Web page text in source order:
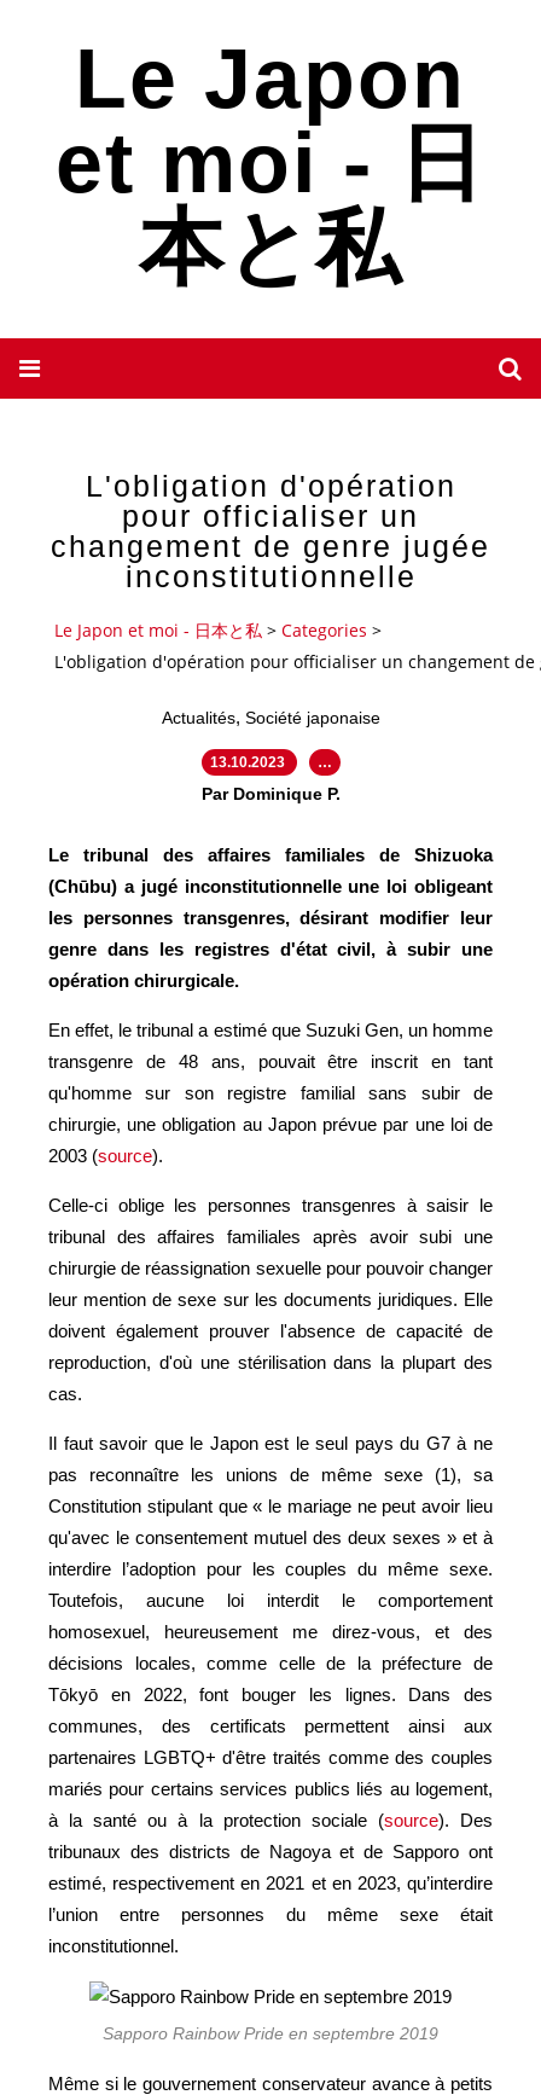
Le Japon
et moi - 日
本と私
L'obligation d'opération
pour officialiser un
changement de genre jugée
inconstitutionnelle
Le Japon et moi - 日本と私 > Categories >
L'obligation d'opération pour officialiser un changement
Actualités, Société japonaise
13.10.2023 …
Par Dominique P.
Le tribunal des affaires familiales de Shizuoka
(Chūbu) a jugé inconstitutionnelle une loi obligeant
les personnes transgenres, désirant modifier leur
genre dans les registres d'état civil, à subir une
opération chirurgicale.
En effet, le tribunal a estimé que Suzuki Gen, un homme
transgenre de 48 ans, pouvait être inscrit en tant
qu'homme sur son registre familial sans subir de
chirurgie, une obligation au Japon prévue par une loi de
2003 (source).
Celle-ci oblige les personnes transgenres à saisir le
tribunal des affaires familiales après avoir subi une
chirurgie de réassignation sexuelle pour pouvoir changer
leur mention de sexe sur les documents juridiques. Elle
doivent également prouver l'absence de capacité de
reproduction, d'où une stérilisation dans la plupart des
cas.
Il faut savoir que le Japon est le seul pays du G7 à ne
pas reconnaître les unions de même sexe (1), sa
Constitution stipulant que « le mariage ne peut avoir lieu
qu'avec le consentement mutuel des deux sexes » et à
interdire l’adoption pour les couples du même sexe.
Toutefois, aucune loi interdit le comportement
homosexuel, heureusement me direz-vous, et des
décisions locales, comme celle de la préfecture de
Tōkyō en 2022, font bouger les lignes. Dans des
communes, des certificats permettent ainsi aux
partenaires LGBTQ+ d'être traités comme des couples
mariés pour certains services publics liés au logement,
à la santé ou à la protection sociale (source). Des
tribunaux des districts de Nagoya et de Sapporo ont
estimé, respectivement en 2021 et en 2023, qu’interdire
l’union entre personnes du même sexe était
inconstitutionnel.
Sapporo Rainbow Pride en septembre 2019
Même si le gouvernement conservateur avance à petits